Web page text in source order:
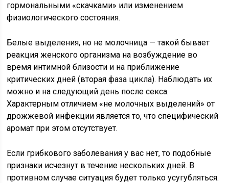
гормональными «скачками» или изменением
физиологического состояния.
Белые выделения, но не молочница — такой бывает
реакция женского организма на возбуждение во
время интимной близости и на приближение
критических дней (вторая фаза цикла). Наблюдать их
можно и на следующий день после секса.
Характерным отличием «не молочных выделений» от
дрожжевой инфекции является то, что специфический
аромат при этом отсутствует.
Если грибкового заболевания у вас нет, то подобные
признаки исчезнут в течение нескольких дней. В
противном случае ситуация будет только усугубляться.